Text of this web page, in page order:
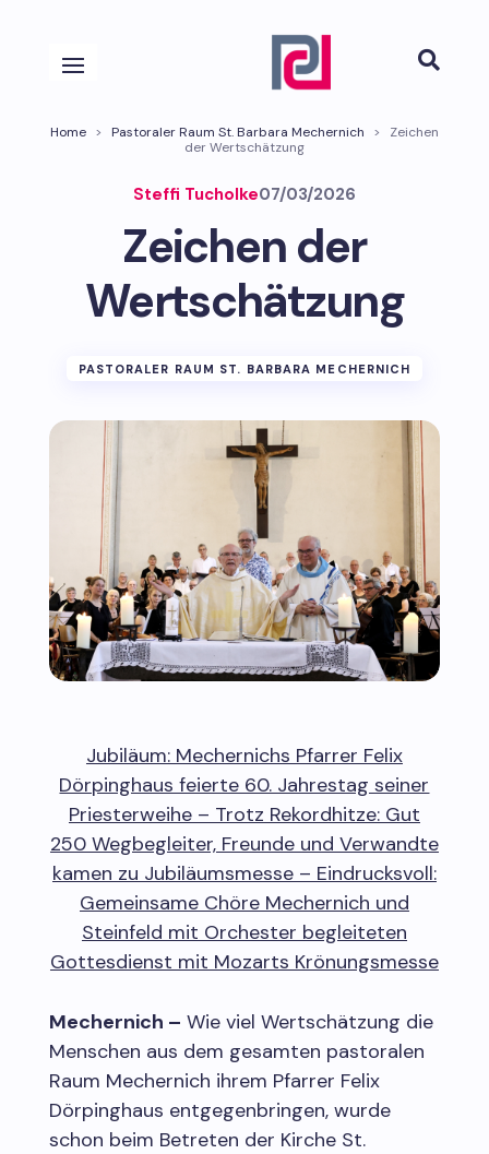

Home > Pastoraler Raum St. Barbara Mechernich >
Zeichen
der Wertschätzung
Steffi Tucholke07/03/2026
Zeichen der
Wertschätzung
PASTORALER RAUM ST. BARBARA MECHERNICH
Jubiläum: Mechernichs Pfarrer Felix
Dörpinghaus feierte 60. Jahrestag seiner
Priesterweihe – Trotz Rekordhitze: Gut
250 Wegbegleiter, Freunde und Verwandte
kamen zu Jubiläumsmesse – Eindrucksvoll:
Gemeinsame Chöre Mechernich und
Steinfeld mit Orchester begleiteten
Gottesdienst mit Mozarts Krönungsmesse
Mechernich – Wie viel Wertschätzung die
Menschen aus dem gesamten pastoralen
Raum Mechernich ihrem Pfarrer Felix
Dörpinghaus entgegenbringen, wurde
schon beim Betreten der Kirche St.